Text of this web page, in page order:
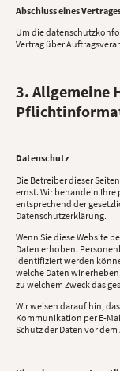
Abschluss eines
Um die
Vertrag über
3. Allgemeine
Datenschutz
Die Betreiber dieser
ernst. Wir behandeln
entsprechend der
Datenschutzerklärung.
Wenn Sie diese Website
Daten erhoben.
identifiziert werden
welche Daten wir
zu welchem Zweck das
Wir weisen darauf hin,
Kommunikation per E-
Schutz der Daten vor